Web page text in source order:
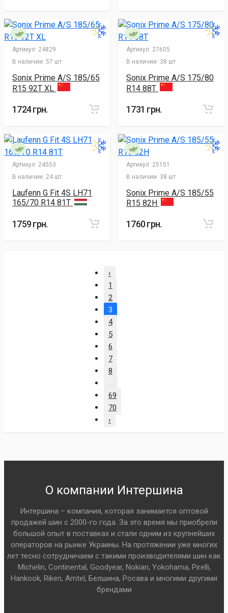
Артикул: 24829
В наличии: 57 шт
Sonix Prime A/S 185/65
R15 92T XL
1724 грн.
Артикул: 27605
В наличии: 38 шт
Sonix Prime A/S 175/80
R14 88T
1731 грн.
Артикул: 24553
В наличии: 24 шт
Laufenn G Fit 4S LH71
165/70 R14 81T
1759 грн.
Артикул: 25151
В наличии: 38 шт
Sonix Prime A/S 185/55
R15 82H
1760 грн.
‹
1
2
3
4
5
6
7
8
...
69
70
›
О компании Интершина
Интершина – компания, которая занимается оптовой
продажей шин с 2000-го года. За это время мы приобрели
большой опыт в поставках и стали одним из крупнейших
операторов на рынке Украины. На протяжении уже многих
лет тесно сотрудничаем с такими производителями шин как
Michelin, Continental, Goodyear, Nokian, Yokohama, Pirelli,
Hankook, Riken, Amtel, Белшина, Росава и многими другими
брендами